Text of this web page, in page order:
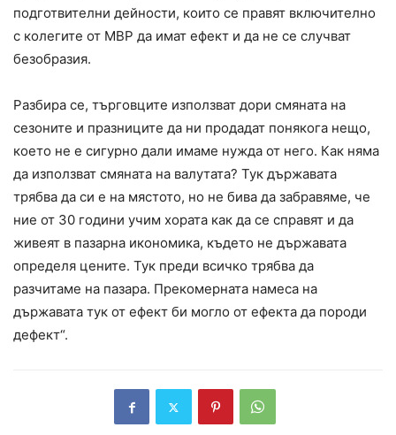
подготвителни дейности, които се правят включително
с колегите от МВР да имат ефект и да не се случват
безобразия.
Разбира се, търговците използват дори смяната на
сезоните и празниците да ни продадат понякога нещо,
което не е сигурно дали имаме нужда от него. Как няма
да използват смяната на валутата? Тук държавата
трябва да си е на мястото, но не бива да забравяме, че
ние от 30 години учим хората как да се справят и да
живеят в пазарна икономика, където не държавата
определя цените. Тук преди всичко трябва да
разчитаме на пазара. Прекомерната намеса на
държавата тук от ефект би могло от ефекта да породи
дефект“.